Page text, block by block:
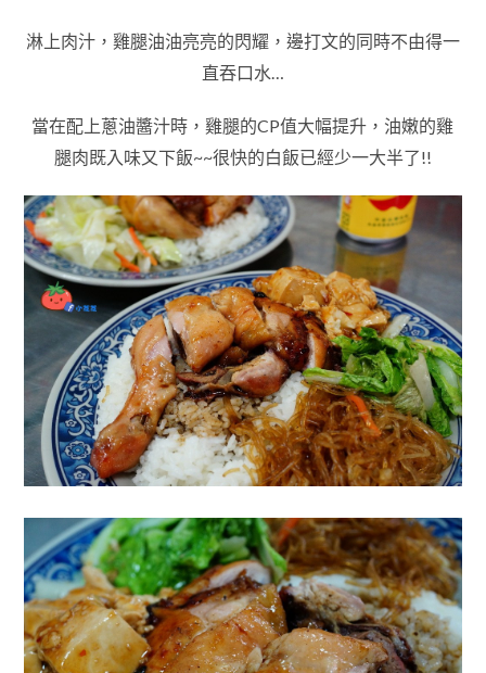
淋上肉汁，雞腿油油亮亮的閃耀，邊打文的同時不由得一
直吞口水…
當在配上蔥油醬汁時，雞腿的CP值大幅提升，油嫩的雞
腿肉既入味又下飯~~很快的白飯已經少一大半了!!